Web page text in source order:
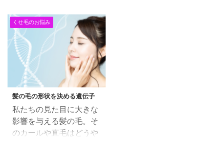
評判がいいです。 ア
ルティストカラーの特徴
アルティストカラーの特
徴は 髪の芯から染まる
ダメージが少ない 色もち
がよい ...
ートメントは「対処ケ
ア」 今までのトリートメ
ントは 髪に類似した成分
（髪の栄養とも言われて
いる）を毛髪内部に入れ
て、 髪の毛の表面に皮膜
をはり外部の熱や摩擦か
ら髪の毛を守る。 という
ものです。 毛髪修復、ダ
メージ回復、髪の毛が蘇
る・・・・ なんていろい
くせ毛のお悩み
髪の毛の形状を決める遺伝子
私たちの見た目に大きな
影響を与える髪の毛。そ
のカールや直毛はどうや